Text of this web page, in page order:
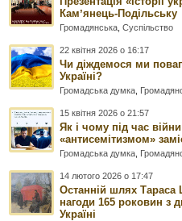
Камʼянець-Подільську
Громадянська ,Суспільство
22 квітня 2026 о 16:17
Чи діждемося ми
Україні?
Громадська думка
15 квітня 2026 о 21:57
Як і чому під час
«антисемітизмом»
Громадська думка
14 лютого 2026 о 17:47
Останній шлях Тараса
нагоди 165 роковин з
Україні